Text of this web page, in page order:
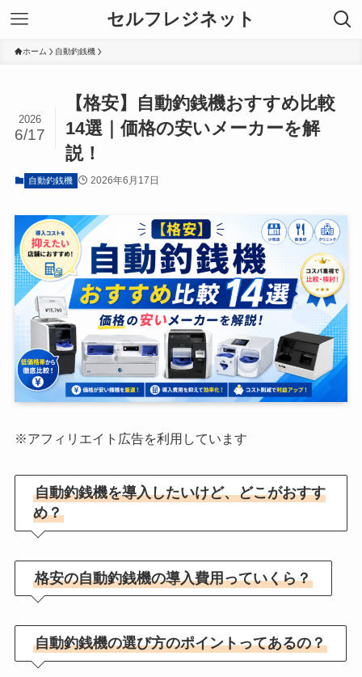
セルフレジネット
ホーム 自動釣銭機
【格安】自動釣銭機おすすめ比較
14選｜価格の安いメーカーを解
説！
2026
6/17
自動釣銭機 2026年6月17日
※アフィリエイト広告を利用しています
自動釣銭機を導入したいけど、どこがおすす
め？
格安の自動釣銭機の導入費用っていくら？
自動釣銭機の選び方のポイントってあるの？